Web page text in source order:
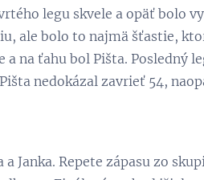
legu skvele a opäť bolo
ale bolo to najmä šťastie,
a na ťahu bol Pišta. Posledný
nedokázal zavrieť 54,
Janka. Repete zápasu zo